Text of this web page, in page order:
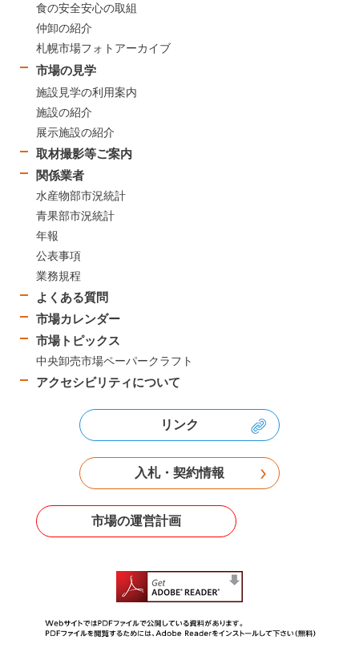
食の安全安心の取組
仲卸の紹介
札幌市場フォトアーカイブ
市場の見学
施設見学の利用案内
施設の紹介
展示施設の紹介
取材撮影等ご案内
関係業者
水産物部市況統計
青果部市況統計
年報
公表事項
業務規程
よくある質問
市場カレンダー
市場トピックス
中央卸売市場ペーパークラフト
アクセシビリティについて
リンク
入札・契約情報
市場の運営計画